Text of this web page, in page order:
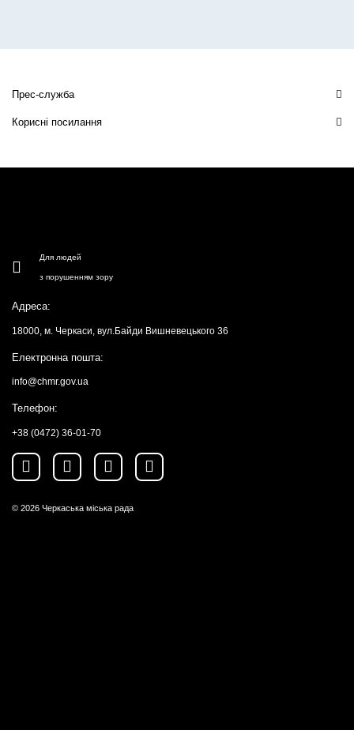
Прес-служба
Корисні посилання
Для людей
з порушенням зору
Адреса:
18000, м. Черкаси, вул.Байди Вишневецького 36
Електронна пошта:
info@chmr.gov.ua
Телефон:
+38 (0472) 36-01-70
© 2026 Черкаська міська рада